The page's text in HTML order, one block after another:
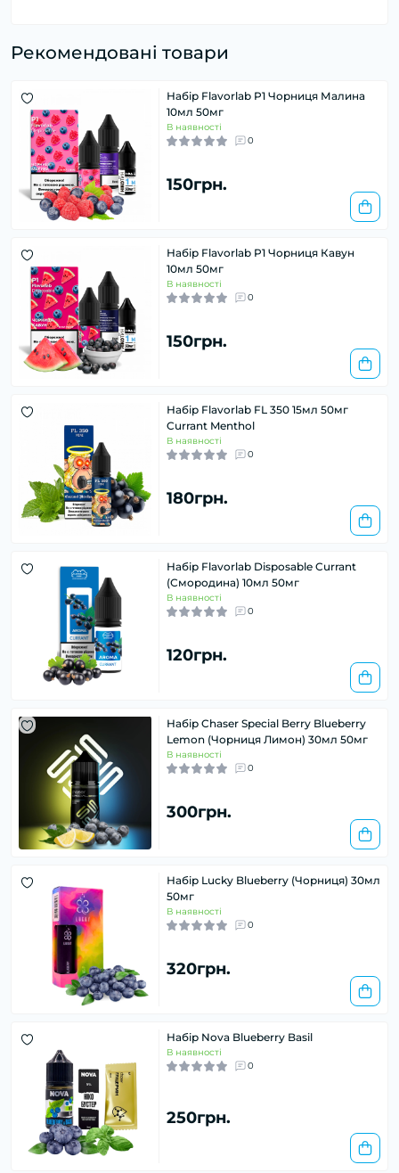
Рекомендовані товари
Набір Flavorlab P1 Чорниця Малина
10мл 50мг
В наявності
0
150грн.
Набір Flavorlab P1 Чорниця Кавун
10мл 50мг
В наявності
0
150грн.
Набір Flavorlab FL 350 15мл 50мг
Currant Menthol
В наявності
0
180грн.
Набір Flavorlab Disposable Currant
(Смородина) 10мл 50мг
В наявності
0
120грн.
Набір Chaser Special Berry Blueberry
Lemon (Чорниця Лимон) 30мл 50мг
В наявності
0
300грн.
Набір Lucky Blueberry (Чорниця) 30мл
50мг
В наявності
0
320грн.
Набір Nova Blueberry Basil
В наявності
0
250грн.